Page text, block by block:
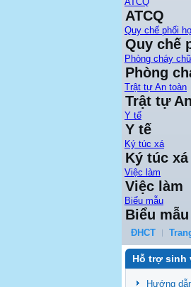
ATCQ
Quy chế phối
Quy chế
Phòng cháy
Phòng
Trật tự An toàn
Trật tự
Y tế
Y tế
Ký túc xá
Ký túc xá
Việc làm
Việc làm
Biểu mẫu
Biểu mẫu
ĐHCT
Hỗ trợ sinh
Hướng